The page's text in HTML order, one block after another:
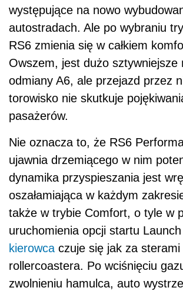
występujące na nowo
autostradach. Ale po wybraniu
RS6 zmienia się w całkiem
Owszem, jest dużo sztywniejsze
odmiany A6, ale przejazd przez
torowisko nie skutkuje
pasażerów.
Nie oznacza to, że RS6
ujawnia drzemiącego w nim
dynamika przyspieszania jest
oszałamiająca w każdym
także w trybie Comfort, o tyle w
uruchomienia opcji startu
kierowca czuje się jak za sterami
rollercoastera. Po wciśnięciu
zwolnieniu hamulca, auto